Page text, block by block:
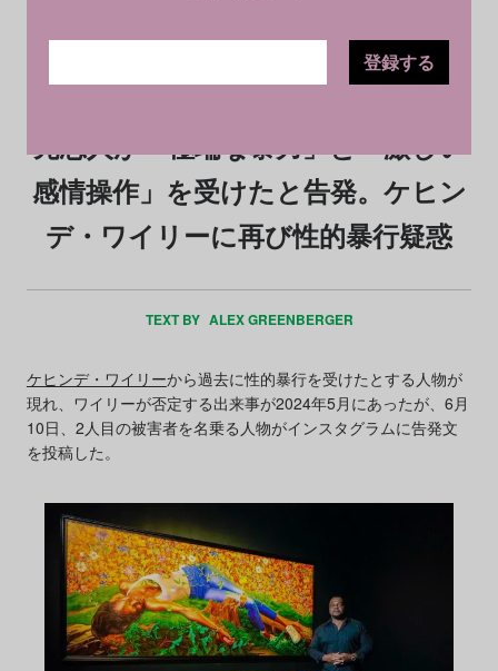
2024.06.11
元恋人が「極端な暴力」と「激しい
感情操作」を受けたと告発。ケヒン
デ・ワイリーに再び性的暴行疑惑
TEXT BY ALEX GREENBERGER
ケヒンデ・ワイリーから過去に性的暴行を受けたとする人物が
現れ、ワイリーが否定する出来事が2024年5月にあったが、6月
10日、2人目の被害者を名乗る人物がインスタグラムに告発文
を投稿した。
登録する